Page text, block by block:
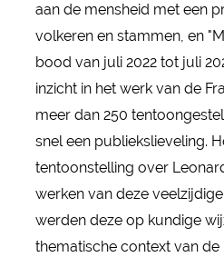
aan de mensheid met een
volkeren en stammen, en
bood van juli 2022 tot juli
inzicht in het werk van de
meer dan 250
snel een publiekslieveling.
tentoonstelling over
werken van deze
werden deze op kundige
thematische context van de